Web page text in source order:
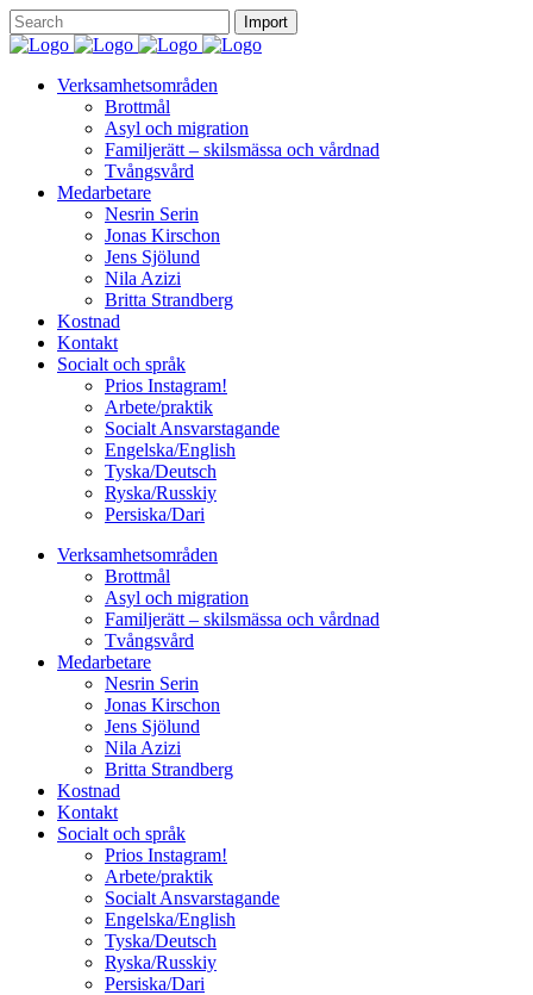
Verksamhetsområden
Brottmål
Asyl och migration
Familjerätt – skilsmässa och vårdnad
Tvångsvård
Medarbetare
Nesrin Serin
Jonas Kirschon
Jens Sjölund
Nila Azizi
Britta Strandberg
Kostnad
Kontakt
Socialt och språk
Prios Instagram!
Arbete/praktik
Socialt Ansvarstagande
Engelska/English
Tyska/Deutsch
Ryska/Russkiy
Persiska/Dari
Verksamhetsområden
Brottmål
Asyl och migration
Familjerätt – skilsmässa och vårdnad
Tvångsvård
Medarbetare
Nesrin Serin
Jonas Kirschon
Jens Sjölund
Nila Azizi
Britta Strandberg
Kostnad
Kontakt
Socialt och språk
Prios Instagram!
Arbete/praktik
Socialt Ansvarstagande
Engelska/English
Tyska/Deutsch
Ryska/Russkiy
Persiska/Dari